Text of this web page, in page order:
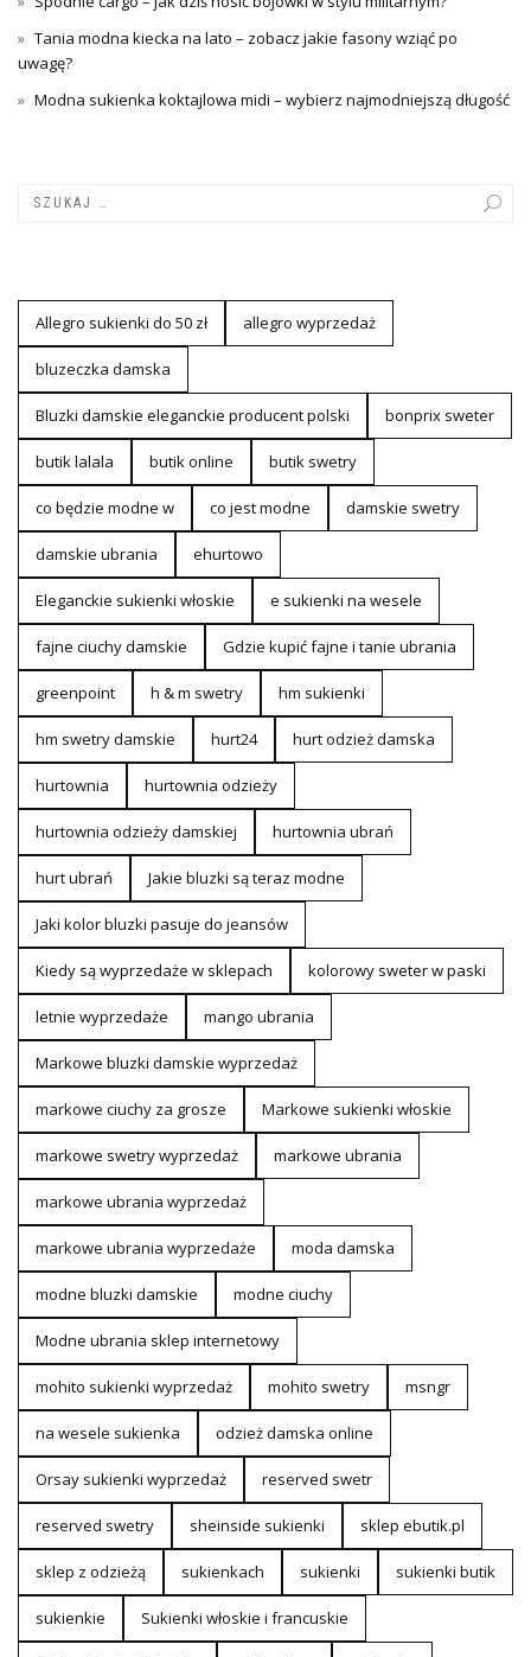
Tania modna kiecka na lato – zobacz jakie fasony wziąć po
uwagę?
Modna sukienka koktajlowa midi – wybierz najmodniejszą długość
Allegro sukienki do 50 zł allegro wyprzedaż
bluzeczka damska
Bluzki damskie eleganckie producent polski bonprix sweter
butik lalala butik online butik swetry
co będzie modne w co jest modne damskie swetry
damskie ubrania ehurtowo
Eleganckie sukienki włoskie e sukienki na wesele
fajne ciuchy damskie Gdzie kupić fajne i tanie ubrania
greenpoint h & m swetry hm sukienki
hm swetry damskie hurt24 hurt odzież damska
hurtownia hurtownia odzieży
hurtownia odzieży damskiej hurtownia ubrań
hurt ubrań Jakie bluzki są teraz modne
Jaki kolor bluzki pasuje do jeansów
Kiedy są wyprzedaże w sklepach kolorowy sweter w paski
letnie wyprzedaże mango ubrania
Markowe bluzki damskie wyprzedaż
markowe ciuchy za grosze Markowe sukienki włoskie
markowe swetry wyprzedaż markowe ubrania
markowe ubrania wyprzedaż
markowe ubrania wyprzedaże moda damska
modne bluzki damskie modne ciuchy
Modne ubrania sklep internetowy
mohito sukienki wyprzedaż mohito swetry msngr
na wesele sukienka odzież damska online
Orsay sukienki wyprzedaż reserved swetr
reserved swetry sheinside sukienki sklep ebutik.pl
sklep z odzieżą sukienkach sukienki sukienki butik
sukienkie Sukienki włoskie i francuskie